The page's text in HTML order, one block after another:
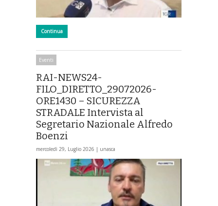
Continua
Eventi
RAI-NEWS24-
FILO_DIRETTO_29072026-
ORE1430 – SICUREZZA
STRADALE Intervista al
Segretario Nazionale Alfredo
Boenzi
mercoledì 29, Luglio 2026 | unasca